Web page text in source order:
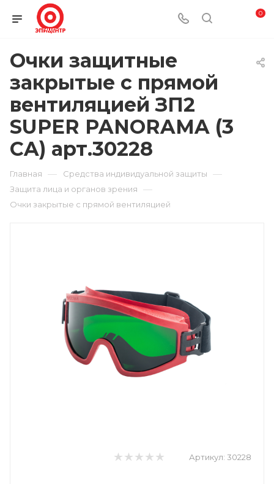
0
Очки защитные
закрытые с прямой
вентиляцией ЗП2
SUPER PANORAMA (3
CA) арт.30228
Главная — Средства индивидуальной защиты —
Защита лица и органов зрения —
Очки закрытые с прямой вентиляцией
Артикул: 30228